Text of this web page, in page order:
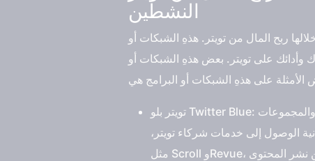
النشطين
ربح المال من تويتر. هذهِ الشبكات أو
وأدائك على تويتر. بعض هذهِ الشبكات أو
تويتر بلو Twitter Blue: هو خدمة اشتراك شهرية تقدم للمستخدمين ميزات حصرية ومميزة على تويتر، مثل إلغاء الإرسال والمجموعات
الوصول إلى خدمات شركاء تويتر،